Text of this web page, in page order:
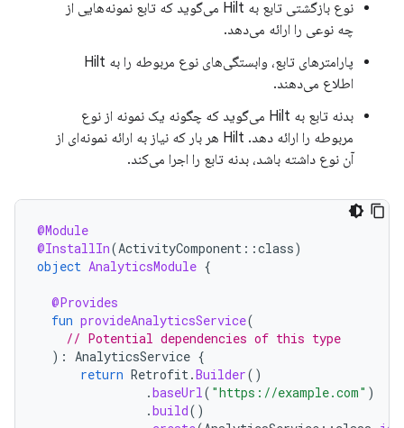
نوع بازگشتی تابع به Hilt می‌گوید که تابع نمونه‌هایی از
چه نوعی را ارائه می‌دهد.
پارامترهای تابع، وابستگی‌های نوع مربوطه را به Hilt
اطلاع می‌دهند.
بدنه تابع به Hilt می‌گوید که چگونه یک نمونه از نوع
مربوطه را ارائه دهد. Hilt هر بار که نیاز به ارائه نمونه‌ای از
آن نوع داشته باشد، بدنه تابع را اجرا می‌کند.
@Module
@InstallIn(ActivityComponent ::class)
object AnalyticsModule {
@Provides
fun provideAnalyticsService(
// Potential dependencies of this type
): AnalyticsService {
return Retrofit.Builder()
.baseUrl( "https://example.com" )
.build()